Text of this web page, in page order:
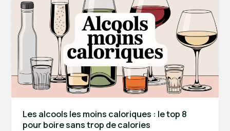
droits
(coupe-
choux)
guide
des
modèles
Les alcools les moins caloriques : le top 8
pour boire sans trop de calories